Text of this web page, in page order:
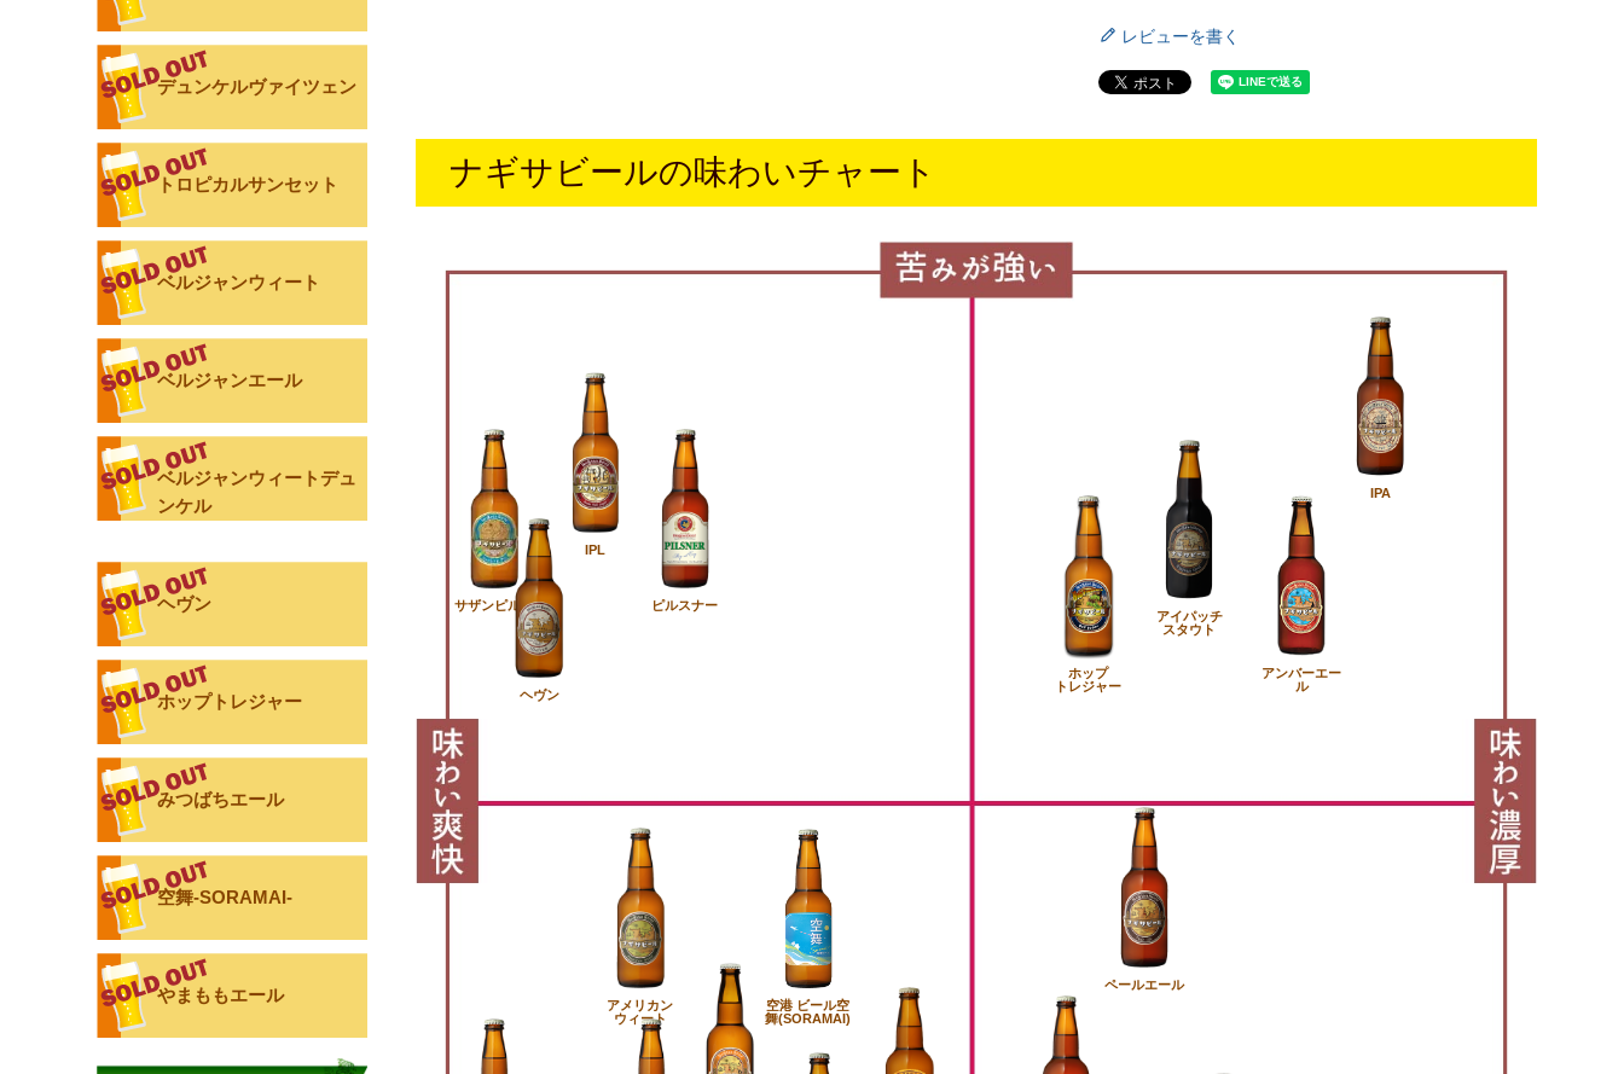
デュンケルヴァイツェン
トロピカルサンセット
ベルジャンウィート
ベルジャンエール
ベルジャンウィートデュ
ンケル
ヘヴン
ホップトレジャー
みつばちエール
空舞-SORAMAI-
やまももエール
レビューを書く
ナギサビールの味わいチャート
アメリカン
ウィート
ペールエール
IPA
アイパッチ
スタウト
ヘヴン
ピルスナー
アンバーエー
ル
空港 ビール空
舞(SORAMAI)
ホップ
トレジャー
サザンピルス
IPL